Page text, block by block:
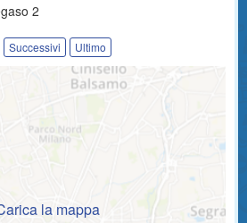
2
Successivi Ultimo
la mappa